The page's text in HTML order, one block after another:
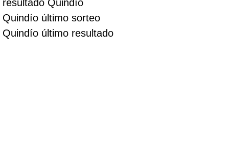
resultado Quindío
Quindío último sorteo
Quindío último resultado